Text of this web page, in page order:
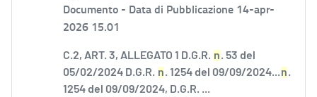
Documento - Data di Pubblicazione 14-apr-
2026 15.01
C.2, ART. 3, ALLEGATO 1 D.G.R. n. 53 del
05/02/2024 D.G.R. n. 1254 del 09/09/2024...n.
1254 del 09/09/2024, D.G.R. ...